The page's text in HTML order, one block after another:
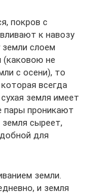
покров с
к навозу
слоем
(каковою не
с осени), то
всегда
земля имеет
пары проникают
сыреет,
для
земли.
и земля